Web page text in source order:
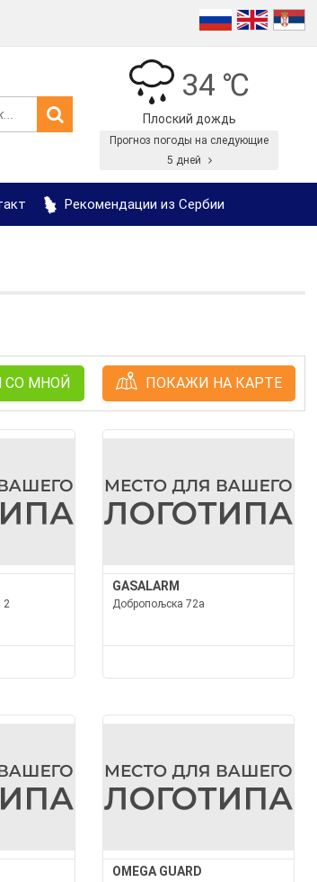
34 ℃
Плоский дождь
Прогноз погоды на следующие
5 дней
Рекомендации из Сербии
СО МНОЙ ПОКАЖИ НА КАРТЕ
2
GASALARM
Добропољска 72а
OMEGA GUARD